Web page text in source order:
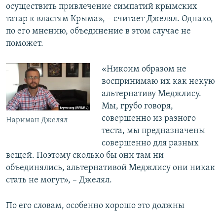
осуществить привлечение симпатий крымских
татар к властям Крыма», – считает Джелял. Однако,
по его мнению, объединение в этом случае не
поможет.
Нариман Джелял
«Никоим образом не
воспринимаю их как некую
альтернативу Меджлису.
Мы, грубо говоря,
совершенно из разного
теста, мы предназначены
совершенно для разных
вещей. Поэтому сколько бы они там ни
объединялись, альтернативой Меджлису они никак
стать не могут», – Джелял.
По его словам, особенно хорошо это должны